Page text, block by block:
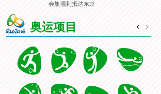
会旗顺利抵达东京
奥运项目